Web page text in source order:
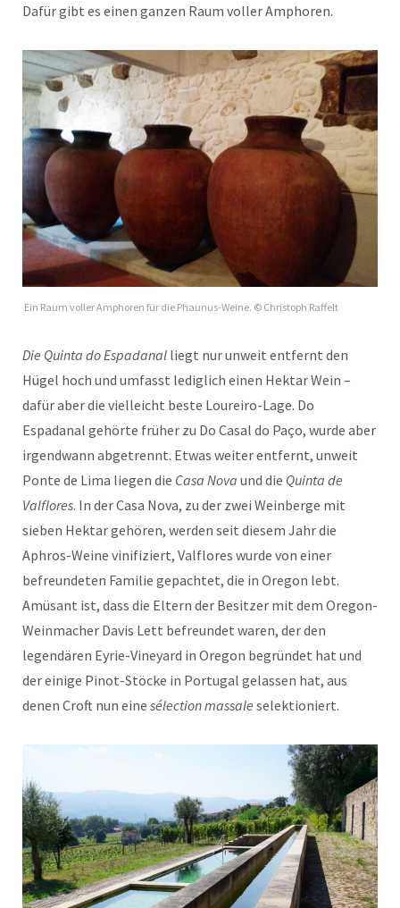
Dafür gibt es einen ganzen Raum voller Amphoren.
Ein Raum voller Amphoren für die Phaunus-Weine. © Christoph Raffelt
Die Quinta do Espadanal liegt nur unweit entfernt den
Hügel hoch und umfasst lediglich einen Hektar Wein –
dafür aber die vielleicht beste Loureiro-Lage. Do
Espadanal gehörte früher zu Do Casal do Paço, wurde aber
irgendwann abgetrennt. Etwas weiter entfernt, unweit
Ponte de Lima liegen die Casa Nova und die Quinta de
Valflores. In der Casa Nova, zu der zwei Weinberge mit
sieben Hektar gehören, werden seit diesem Jahr die
Aphros-Weine vinifiziert, Valflores wurde von einer
befreundeten Familie gepachtet, die in Oregon lebt.
Amüsant ist, dass die Eltern der Besitzer mit dem Oregon-
Weinmacher Davis Lett befreundet waren, der den
legendären Eyrie-Vineyard in Oregon begründet hat und
der einige Pinot-Stöcke in Portugal gelassen hat, aus
denen Croft nun eine sélection massale selektioniert.